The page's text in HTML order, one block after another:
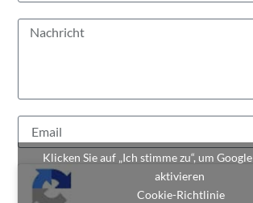
Klicken Sie auf „Ich stimme zu“, um
aktivieren
Cookie-Richtlinie